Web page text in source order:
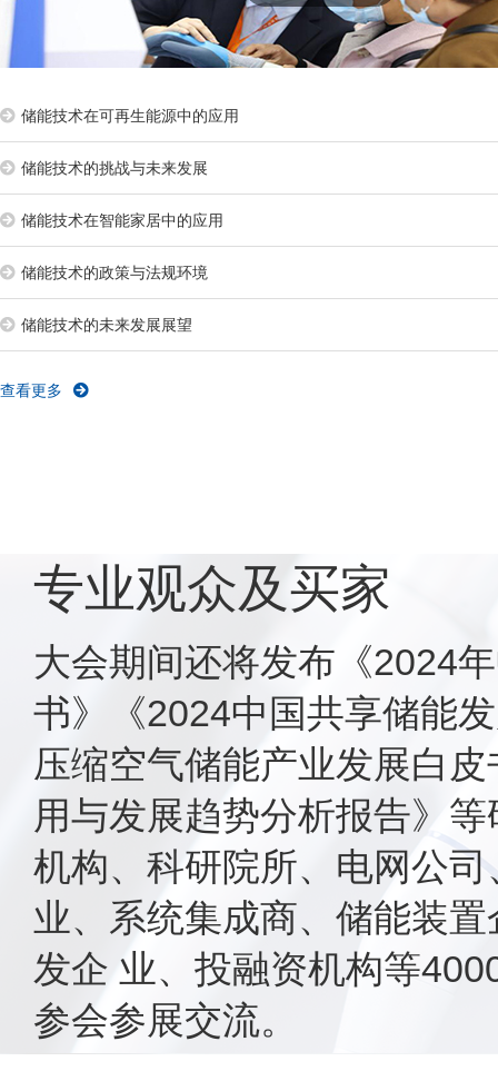
储能技术在可再生能源中的应用
储能技术的挑战与未来发展
储能技术在智能家居中的应用
储能技术的政策与法规环境
储能技术的未来发展展望
查看更多
专业观众及买家
大会期间还将发布《2024
书》《2024中国共享储能
压缩空气储能产业发展白
用与发展趋势分析报告》
机构、科研院所、电网公
业、系统集成商、储能装
发企 业、投融资机构等
参会参展交流。